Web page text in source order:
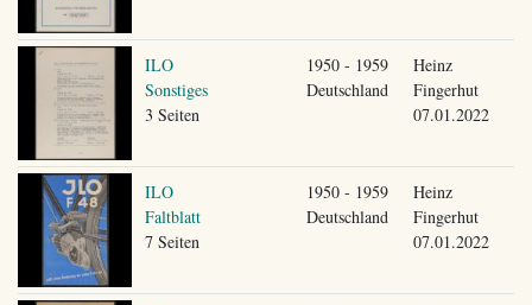
ILO
Sonstiges
3 Seiten
1950 - 1959
Deutschland
Heinz
Fingerhut
07.01.2022
ILO
Faltblatt
7 Seiten
1950 - 1959
Deutschland
Heinz
Fingerhut
07.01.2022